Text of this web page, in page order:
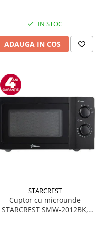
IN STOC
ADAUGA IN COS
STARCREST
Cuptor cu microunde
STARCREST SMW-2012BK,